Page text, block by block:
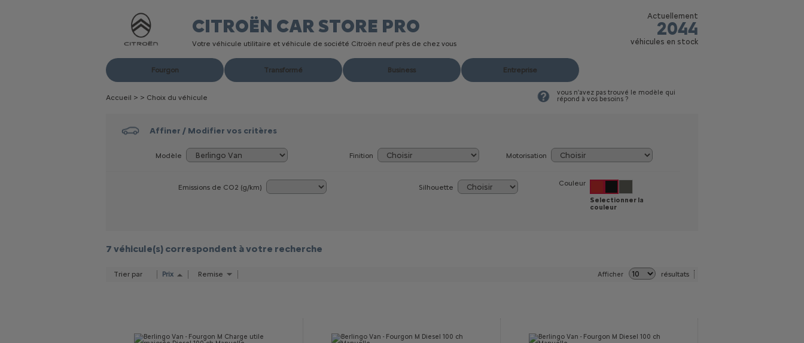
CITROËN CAR STORE PRO
Votre véhicule utilitaire et véhicule de société Citroën neuf près de chez vous
Actuellement
2044
véhicules en stock
Fourgon Transformé Business Entreprise
Accueil > > Choix du véhicule
vous n'avez pas trouvé le modèle qui
répond à vos besoins ?
Affiner / Modifier vos critères
Modèle Finition Motorisation
Emissions de CO2 (g/km) Silhouette Couleur
Selectionner la
couleur
7 véhicule(s) correspondent à votre recherche
Trier par Prix Remise Afficher résultats